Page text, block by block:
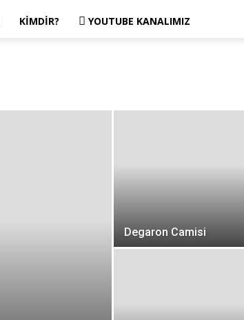
KIMDIR? YOUTUBE KANALIMIZ
Degaron Camisi